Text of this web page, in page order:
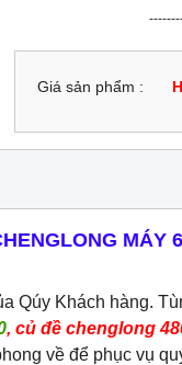
-----------------Tung
Giá sản phẩm :
MÁY
Qúy Khách hàng.
, củ đề chenglong
về để phục vụ